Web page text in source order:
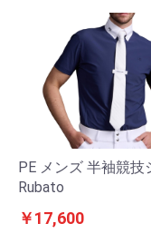
PE メンズ 半袖競技
Rubato
￥17,600